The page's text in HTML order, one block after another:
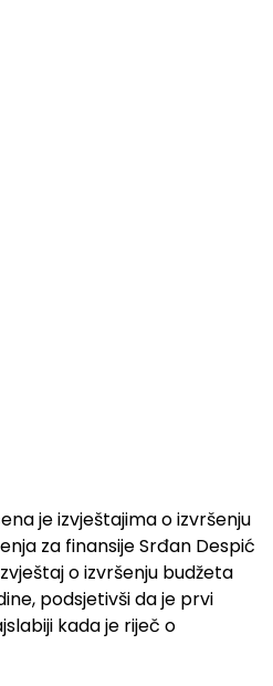
je izvještajima o izvršenju
za finansije Srđan Despić
o izvršenju budžeta
podsjetivši da je prvi
kada je riječ o